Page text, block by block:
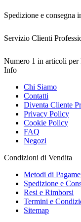
Spedizione e consegna
Servizio Clienti
Numero 1 in articoli per
Info
Chi Siamo
Contatti
Diventa Cliente
Privacy Policy
Cookie Policy
FAQ
Negozi
Condizioni di Vendita
Metodi di
Spedizione e
Resi e Rimborsi
Termini e
Sitemap